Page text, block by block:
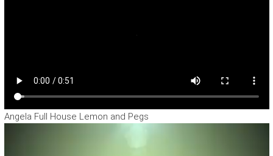
Angela Full House Lemon and Pegs